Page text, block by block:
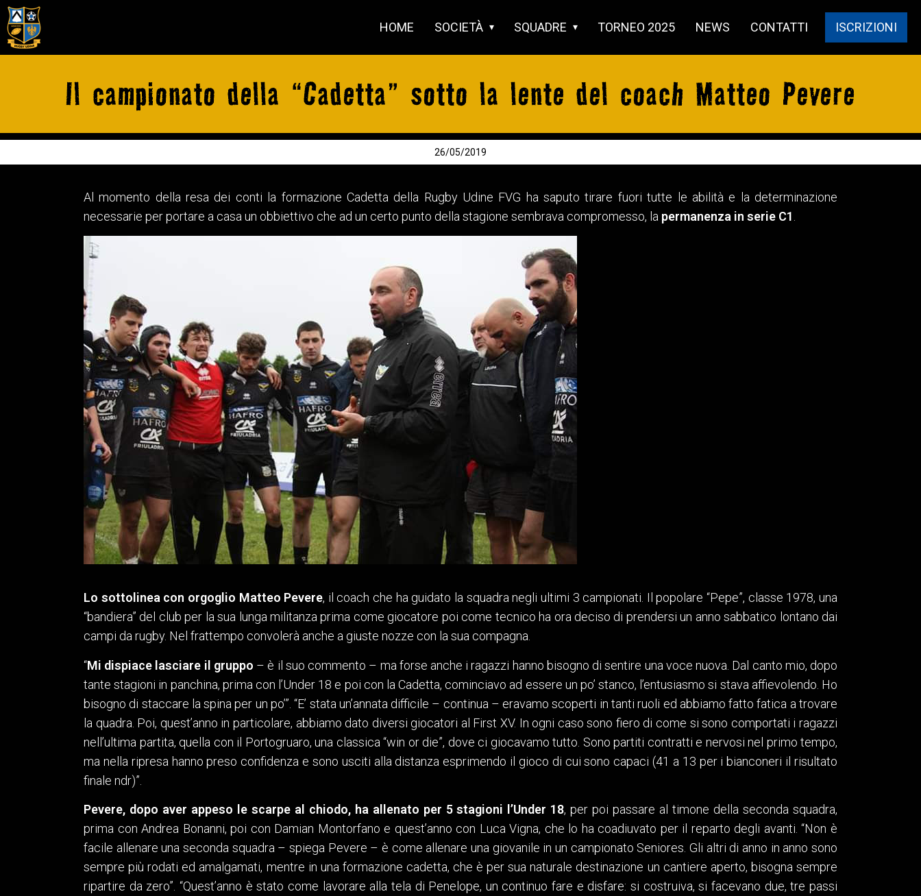
HOME SOCIETÀ SQUADRE TORNEO 2025 NEWS CONTATTI ISCRIZIONI
Il campionato della “Cadetta” sotto la lente del coach Matteo Pevere
26/05/2019
Al momento della resa dei conti la formazione Cadetta della Rugby Udine FVG ha saputo tirare fuori tutte le abilità e la determinazione
necessarie per portare a casa un obbiettivo che ad un certo punto della stagione sembrava compromesso, la permanenza in serie C1
Lo sottolinea con orgoglio Matteo Pevere, il coach che ha guidato la squadra negli ultimi 3 campionati. Il popolare “Pepe”, classe 1978, una
“bandiera” del club per la sua lunga militanza prima come giocatore poi come tecnico ha ora deciso di prendersi un anno sabbatico lontano dai
campi da rugby. Nel frattempo convolerà anche a giuste nozze con la sua compagna.
“Mi dispiace lasciare il gruppo – è il suo commento – ma forse anche i ragazzi hanno bisogno di sentire una voce nuova. Dal canto mio, dopo
tante stagioni in panchina, prima con l’Under 18 e poi con la Cadetta, cominciavo ad essere un po’ stanco, l’entusiasmo si stava affievolendo. Ho
bisogno di staccare la spina per un po’”. “E’ stata un’annata difficile – continua – eravamo scoperti in tanti ruoli ed abbiamo fatto fatica a trovare
la quadra. Poi, quest’anno in particolare, abbiamo dato diversi giocatori al First XV. In ogni caso sono fiero di come si sono comportati i ragazzi
nell’ultima partita, quella con il Portogruaro, una classica “win or die”, dove ci giocavamo tutto. Sono partiti contratti e nervosi nel primo tempo,
ma nella ripresa hanno preso confidenza e sono usciti alla distanza esprimendo il gioco di cui sono capaci (41 a 13 per i bianconeri il risultato
finale ndr)”.
Pevere, dopo aver appeso le scarpe al chiodo, ha allenato per 5 stagioni l’Under 18, per poi passare al timone della seconda squadra,
prima con Andrea Bonanni, poi con Damian Montorfano e quest’anno con Luca Vigna, che lo ha coadiuvato per il reparto degli avanti. “Non è
facile allenare una seconda squadra – spiega Pevere – è come allenare una giovanile in un campionato Seniores. Gli altri di anno in anno sono
sempre più rodati ed amalgamati, mentre in una formazione cadetta, che è per sua naturale destinazione un cantiere aperto, bisogna sempre
ripartire da zero”. “Quest’anno è stato come lavorare alla tela di Penelope, un continuo fare e disfare: si costruiva, si facevano due, tre passi